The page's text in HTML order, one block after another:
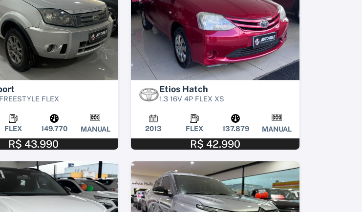
FLEX
FLEX 149.770 MANUAL
R$ 43.990
Etios Hatch
1.3 16V 4P FLEX XS
2013 FLEX 137.879 MANUAL
R$ 42.990